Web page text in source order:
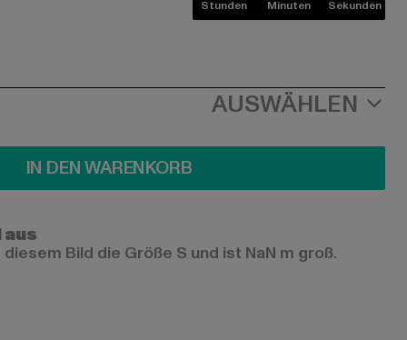
Stunden Minuten Sekunden
AUSWÄHLEN
IN DEN WARENKORB
Bild die Größe S und ist NaN m groß.